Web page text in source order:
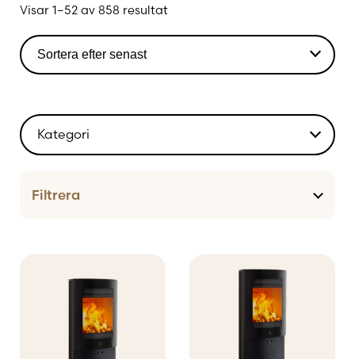
Visar 1–52 av 858 resultatSortera
Kategori
Filtrera